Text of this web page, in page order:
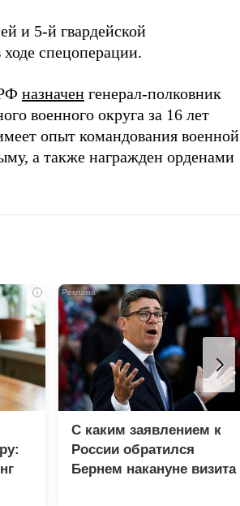
и 5-й гвардейской
спецоперации.
назначен генерал-полковник
военного округа за 16 лет
опыт командования военной
а также награжден орденами
i
С каким заявлением к
России обратился
Бернем накануне визита